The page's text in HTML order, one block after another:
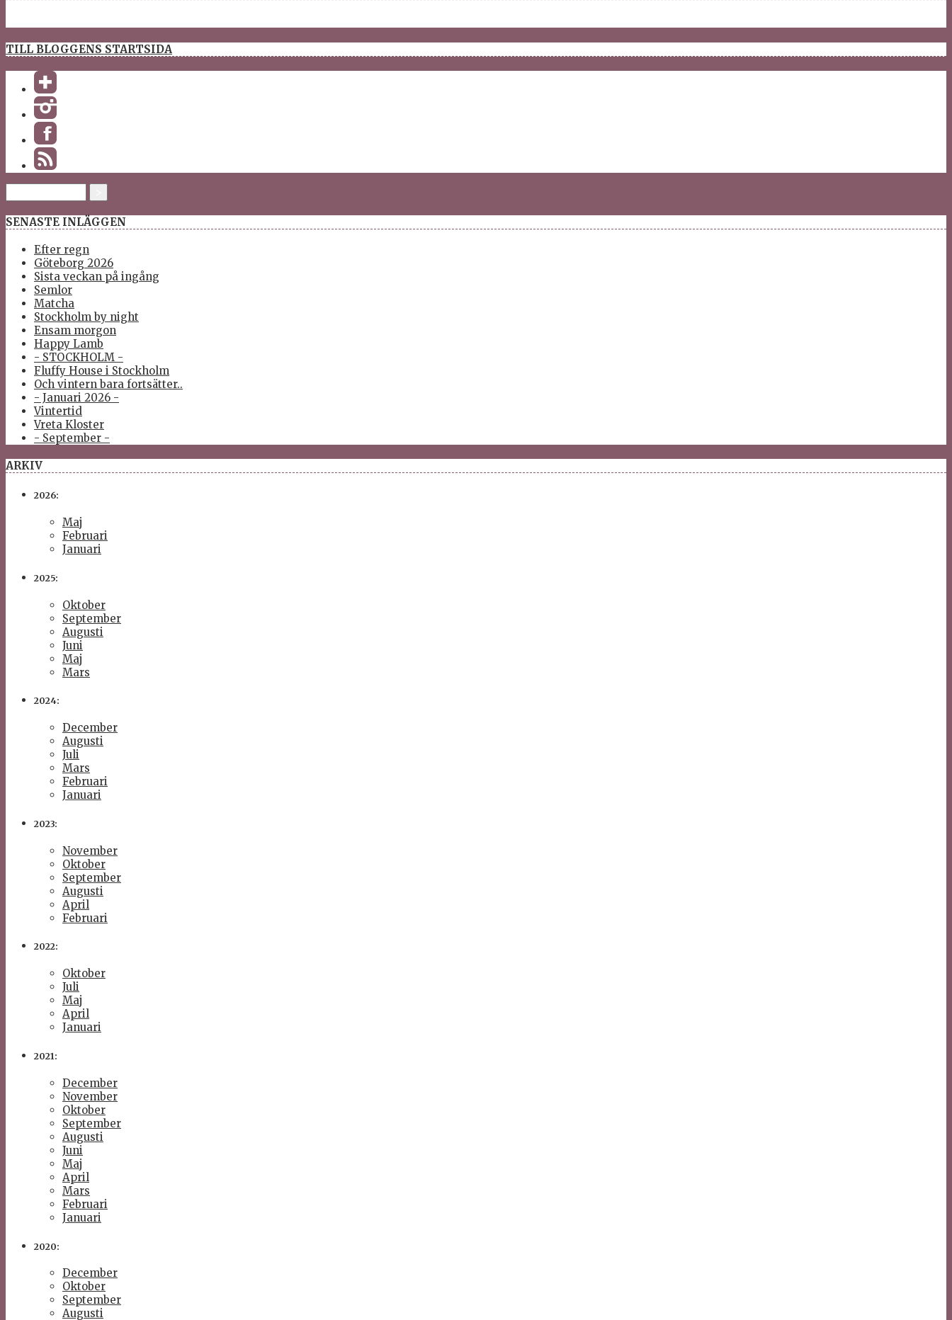
TILL BLOGGENS STARTSIDA
SENASTE INLÄGGEN
Efter regn
Göteborg 2026
Sista veckan på ingång
Semlor
Matcha
Stockholm by night
Ensam morgon
Happy Lamb
- STOCKHOLM -
Fluffy House i Stockholm
Och vintern bara fortsätter..
- Januari 2026 -
Vintertid
Vreta Kloster
- September -
ARKIV
2026:
Maj
Februari
Januari
2025:
Oktober
September
Augusti
Juni
Maj
Mars
2024:
December
Augusti
Juli
Mars
Februari
Januari
2023:
November
Oktober
September
Augusti
April
Februari
2022:
Oktober
Juli
Maj
April
Januari
2021:
December
November
Oktober
September
Augusti
Juni
Maj
April
Mars
Februari
Januari
2020:
December
Oktober
September
Augusti